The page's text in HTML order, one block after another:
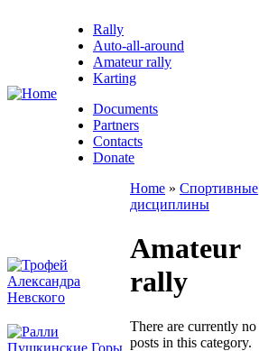
Rally
Auto-all-around
Amateur rally
Karting
Documents
Partners
Contacts
Donate
Home » Спортивные
дисциплины
Amateur
rally
There are currently no
posts in this category.